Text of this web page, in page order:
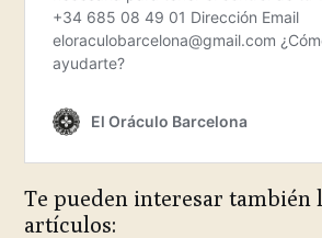
Te pueden interesar también
artículos: